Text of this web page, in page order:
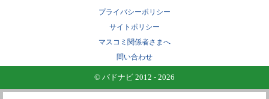
プライバシーポリシー
サイトポリシー
マスコミ関係者さまへ
問い合わせ
© バドナビ 2012 - 2026